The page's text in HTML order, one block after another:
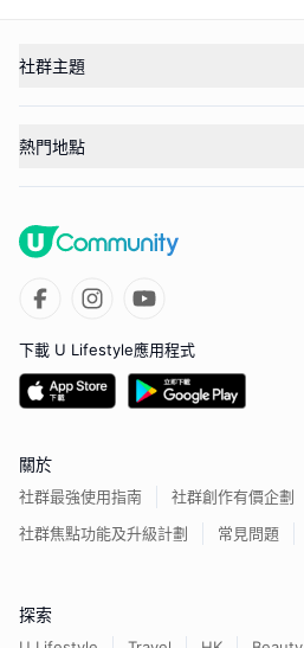
社群主題
熱門地點
下載 U Lifestyle應用程式
關於
社群最強使用指南
社群創作有價企劃
社群焦點功能及升級計劃
常見問題
探索